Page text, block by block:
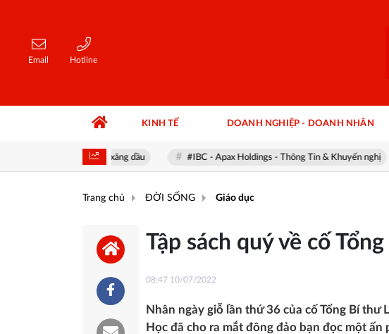
Email Hotline
KINH TẾ DOANH NGHIỆP - DOANH NHÂN
hình thị trường xăng dầu #IBC - Apax Holdings - Thông Tin & Khuyến nghị
Trang chủ ĐỜI SỐNG Giáo dục
Tập sách quý về cố
08:47 10/07/2022
Nhân ngày giỗ lần thứ 36 của cố Tổng Bí
Học đã cho ra mắt đông đảo bạn đọc một